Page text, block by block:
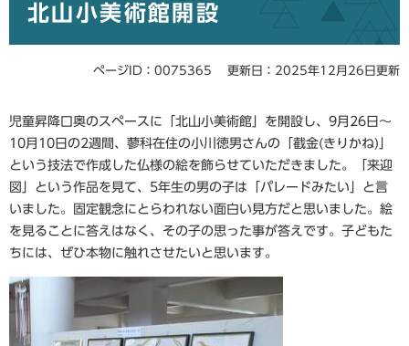
北山小美術館開設
ページID：0075365 更新日：2025年12月26日更新
児童昇降口奥のスペースに「北山小美術館」を開設し、9月26日～
10月10日の2週間、蓼科在住の小川徳男さんの「截金(きりかね)」
という技法で作成した仏様の絵を飾らせていただきました。「来迎
図」という作品を見て、5年生の男の子は「パレードみたい」と言
いました。固定観念にとらわれない面白い見方だと思いました。絵
を見ることに答えはなく、その子の思った事が答えです。子どもた
ちには、ぜひ本物に触れさせたいと思います。